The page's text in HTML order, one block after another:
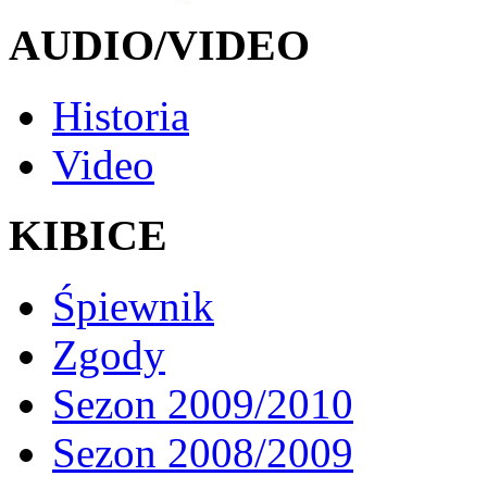
AUDIO/VIDEO
Historia
Video
KIBICE
Śpiewnik
Zgody
Sezon 2009/2010
Sezon 2008/2009